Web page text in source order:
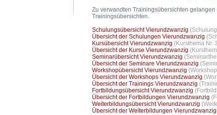
Zu verwandten Trainingsübersichten
Trainingsübersichten.
Schulungsübersicht Vierundzwanzig
Übersicht der Schulungen Vierundzwanzig
Kursübersicht Vierundzwanzig (Kursthema Nr.
Übersicht der Kurse Vierundzwanzig
Seminarübersicht Vierundzwanzig
Übersicht der Seminare Vierundzwanzig
Workshopübersicht Vierundzwanzig
Übersicht der Workshops Vierundzwanzig
Übersicht der Trainings Vierundzwanzig
Fortbildungsübersicht Vierundzwanzig
Übersicht der Fortbildungen Vierundzwanzig
Weiterbildungsübersicht Vierundzwanzig
Übersicht der Weiterbildungen